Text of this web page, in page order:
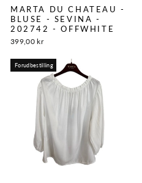
MARTA DU CHATEAU -
BLUSE - SEVINA -
202742 - OFFWHITE
399,00 kr
Forudbestilling